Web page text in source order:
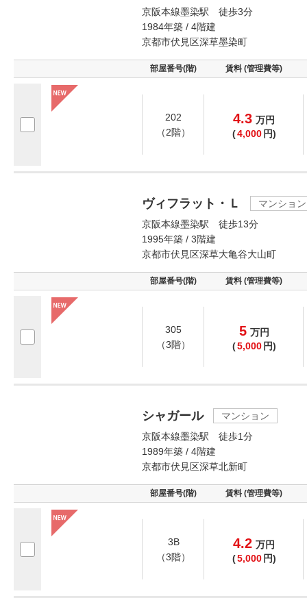
京阪本線墨染駅 徒歩3分
1984年築 / 4階建
京都市伏見区深草墨染町
部屋番号(階) 賃料 (管理費等)
202
（2階）
4.3 万円
(4,000 円)
ヴィフラット・Ｌ
マンション
京阪本線墨染駅 徒歩13分
1995年築 / 3階建
京都市伏見区深草大亀谷大山町
部屋番号(階) 賃料 (管理費等)
305
（3階）
5 万円
(5,000 円)
シャガール
マンション
京阪本線墨染駅 徒歩1分
1989年築 / 4階建
京都市伏見区深草北新町
部屋番号(階) 賃料 (管理費等)
3B
（3階）
4.2 万円
(5,000 円)